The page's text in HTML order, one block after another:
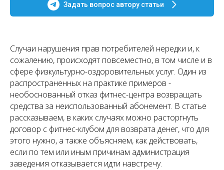
Задать вопрос автору статьи
Случаи нарушения прав потребителей нередки и, к
сожалению, происходят повсеместно, в том числе и в
сфере физкультурно-оздоровительных услуг. Один из
распространенных на практике примеров -
необоснованный отказ фитнес-центра возвращать
средства за неиспользованный абонемент. В статье
рассказываем, в каких случаях можно расторгнуть
договор с фитнес-клубом для возврата денег, что для
этого нужно, а также объясняем, как действовать,
если по тем или иным причинам администрация
заведения отказывается идти навстречу.